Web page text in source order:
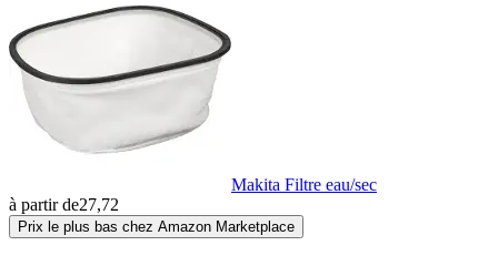
Makita Filtre eau/sec
à partir de27,72
Prix le plus bas chez Amazon Marketplace